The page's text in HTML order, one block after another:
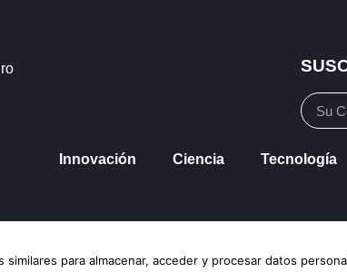
Innovación Ciencia Tecnología
similares para almacenar, acceder y procesar datos